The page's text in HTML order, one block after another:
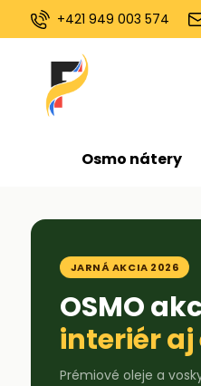
+421 949 003 574
Osmo nátery
JARNÁ AKCIA 2026
OSMO
interiér
Prémiové oleje a